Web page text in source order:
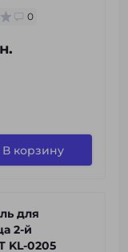
0
В корзину
для
2-й
KL-0205